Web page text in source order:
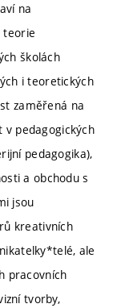
na
teorie
školách
i teoretických
zaměřená na
v pedagogických
pedagogika),
a obchodu s
jsou
kreativních
ale
pracovních
tvorby,